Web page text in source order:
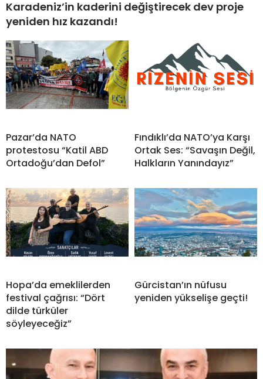
Karadeniz’in kaderini değiştirecek dev proje
yeniden hız kazandı!
Pazar’da NATO
protestosu “Katil ABD
Ortadoğu’dan Defol”
Fındıklı’da NATO’ya Karşı
Ortak Ses: “Savaşın Değil,
Halkların Yanındayız”
Hopa’da emeklilerden
festival çağrısı: “Dört
dilde türküler
söyleyeceğiz”
Gürcistan’ın nüfusu
yeniden yükselişe geçti!